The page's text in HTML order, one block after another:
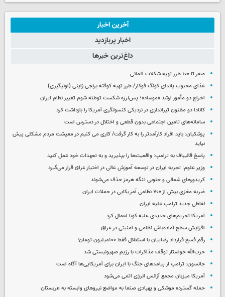
آخرین اخبار
اخبار پربازدید
داغ‌ترین خبرها
صفر تا ۱۰۰ طرز تهیه شکلات آلمانی
غذای محبوب پاندای کونگ فوکار/ طرز تهیه کوفته برنجی ژاپنی (اونیگیری)
اخراج دو مأمور ارشد «موساد»؛ پس‌لرزه شکست توطئه شوم تغییر نظام ایران
کانادا دو مظنون تیراندازی در نزدیکی کنسولگری آمریکا را بازداشت کرد
سامانه‌های تامین اجتماعی بدون قطعی و اختلال در دسترس است
پزشکیان: باید افراد کارآمدتر را به کار گرفت/ کاری می کنیم در معیشت مردم مشکلی پیش
نیاید
پاسخ قالیباف به ترامپ: واقعیت‌ها را بپذیرید و به تعهدات خود عمل کنید
وزیر علوم: تجربه ایران در توسعه آموزش عالی در اختیار عراق قرار می‌گیرد
کریدورهای شمالی و جنوبی تنگه هرمز حذف می‌شوند
ضربه مغزی بیش از ۷۰۰ نظامی آمریکایی در حملات ایران
لفاظی جدید ترامپ علیه ایران
آمریکا تحریم‌های جدیدی علیه کوبا اعمال کرد
افزایش سطح آماده‌باش نظامی و امنیتی در عراق
رقم فسخ قرارداد رضاییان با استقلال فقط ۱۰۰میلیون تومان!
حزب‌الله خواستار توقف مذاکرات با رژیم صهیونیستی شد
جانسون: ترامپ از پیامدهای جنگ با ایران برای آمریکایی‌ها آگاه است
آمریکا میزبان مجمع آژانس انرژی اتمی می‌شود
حمله گسترده موشکی و پهپادی صنعا به مواضع نیروهای وابسته به عربستان